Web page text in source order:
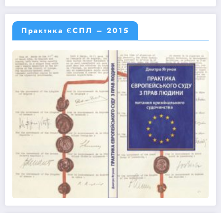
Практика ЄСПЛ – 2015